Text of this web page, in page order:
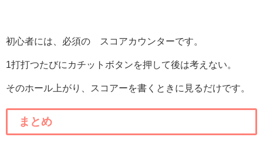
初心者には、必須の スコアカウンターです。
1打打つたびにカチットボタンを押して後は考えない。
そのホール上がり、スコアーを書くときに見るだけです。
まとめ